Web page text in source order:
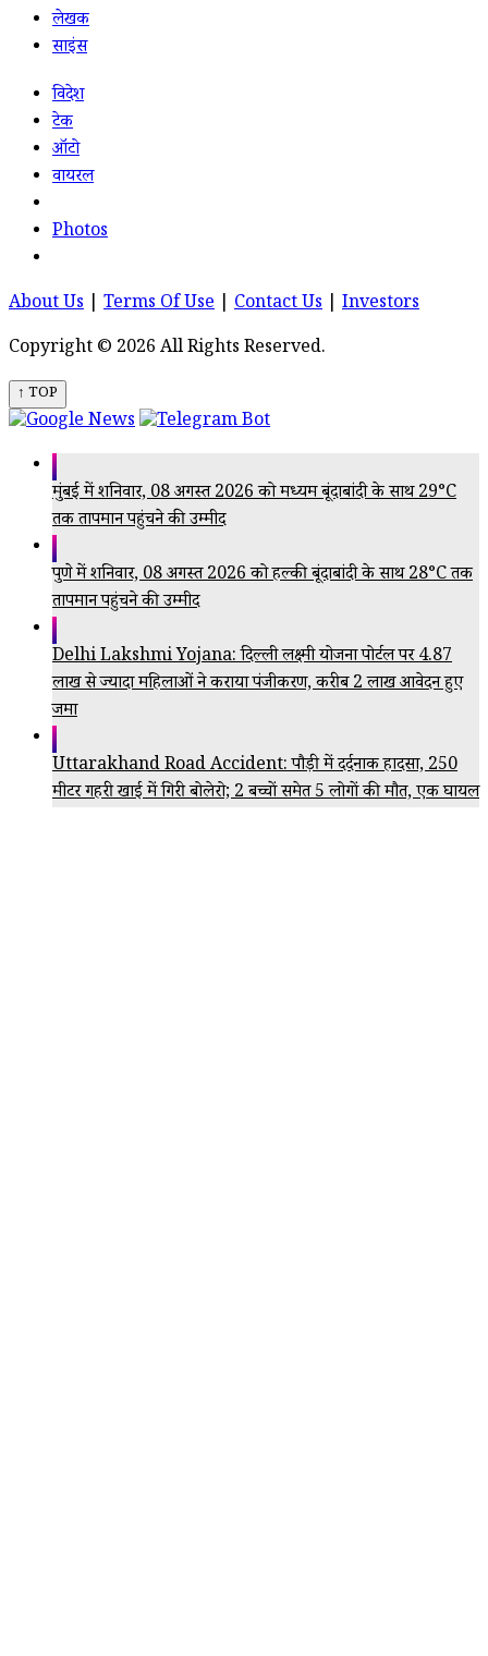
लेखक
साइंस
विदेश
टेक
ऑटो
वायरल
Photos
About Us Terms Of Use Contact Us
Investors
Copyright © 2026 All Rights Reserved.
↑ TOP
मुंबई में शनिवार, 08 अगस्त 2026 को मध्यम बूंदाबांदी के साथ 29°C
तक तापमान पहुंचने की उम्मीद
पुणे में शनिवार, 08 अगस्त 2026 को हल्की बूंदाबांदी के साथ 28°C तक
तापमान पहुंचने की उम्मीद
Delhi Lakshmi Yojana: दिल्ली लक्ष्मी योजना पोर्टल पर 4.87
लाख से ज्यादा महिलाओं ने कराया पंजीकरण, करीब 2 लाख आवेदन हुए
जमा
Uttarakhand Road Accident: पौड़ी में दर्दनाक हादसा, 250
मीटर गहरी खाई में गिरी बोलेरो; 2 बच्चों समेत 5 लोगों की मौत, एक घायल